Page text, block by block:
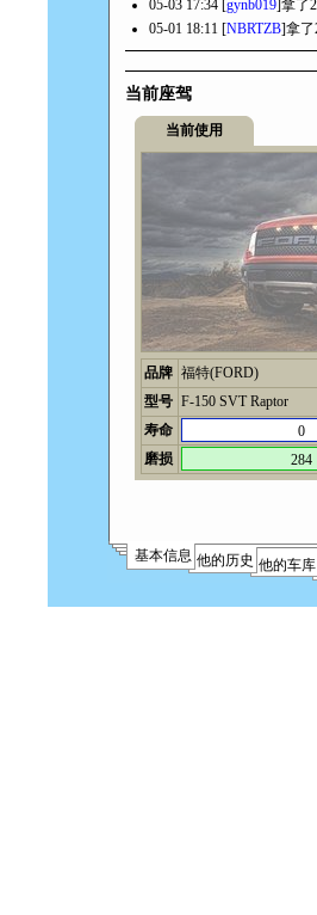
05-03 17:34 [gynb019]拿了
05-01 18:11 [NBRTZB]拿了
当前座驾
当前使用
品牌 福特(FORD)
型号 F-150 SVT Raptor
寿命
0
磨损
284
基本信息 他的历史 他的车库